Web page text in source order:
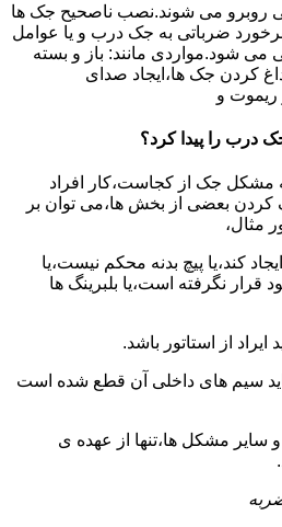
روبرو می شوند.نصب ناصحیح جک ها
ضرباتی به جک درب و یا عوامل
می شود.مواردی مانند: باز و بسته
کردن جک ها،ایجاد صدای
ریموت و
درب را پیدا کرد؟
مشکل جک از کجاست،کار افراد
بعضی از بخش ها،می توان بر
مثال،
کند،یا پیچ بدنه محکم نیست،یا
قرار نگرفته است،یا بلبرینگ ها
از استاتور باشد.
سیم های داخلی آن قطع شده است
مشکل ها،تنها از عهده ی